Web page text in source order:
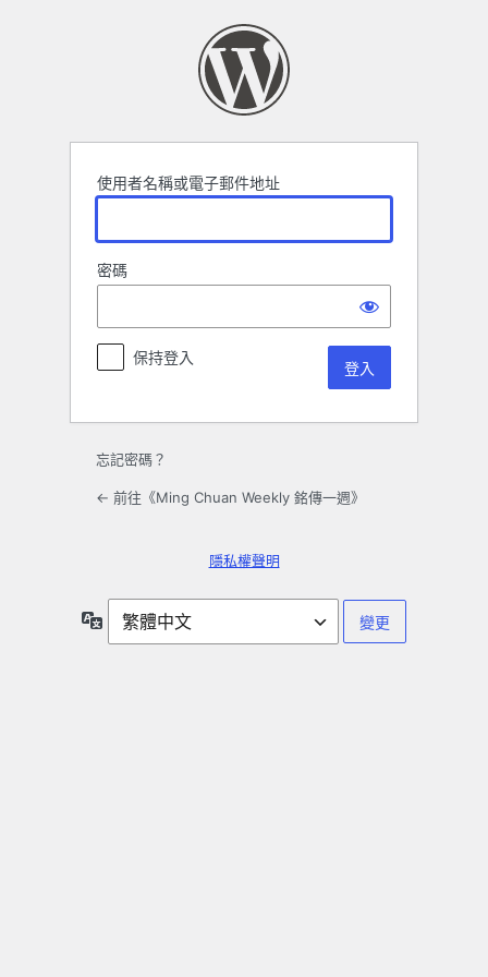
使用者名稱或電子郵件地址
密碼
保持登入
忘記密碼？
← 前往《Ming Chuan Weekly 銘傳一週》
隱私權聲明
言